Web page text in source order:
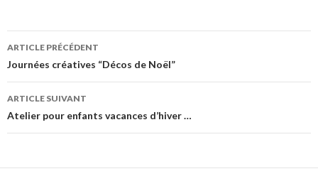
Navigation
des
articles
ARTICLE PRÉCÉDENT
Journées créatives “Décos de Noël”
ARTICLE SUIVANT
Atelier pour enfants vacances d’hiver …